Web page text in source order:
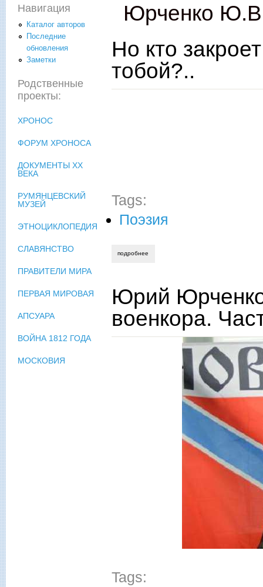
Юрченко
Но кто
тобой?..
Tags:
Поэзия
подробнее
Юрий
военкора.
Tags:
Навигация
Каталог авторов
Последние
обновления
Заметки
Родственные
проекты:
ХРОНОС
ФОРУМ ХРОНОСА
ДОКУМЕНТЫ XX
ВЕКА
РУМЯНЦЕВСКИЙ
МУЗЕЙ
ЭТНОЦИКЛОПЕДИЯ
СЛАВЯНСТВО
ПРАВИТЕЛИ МИРА
ПЕРВАЯ МИРОВАЯ
АПСУАРА
ВОЙНА 1812 ГОДА
МОСКОВИЯ